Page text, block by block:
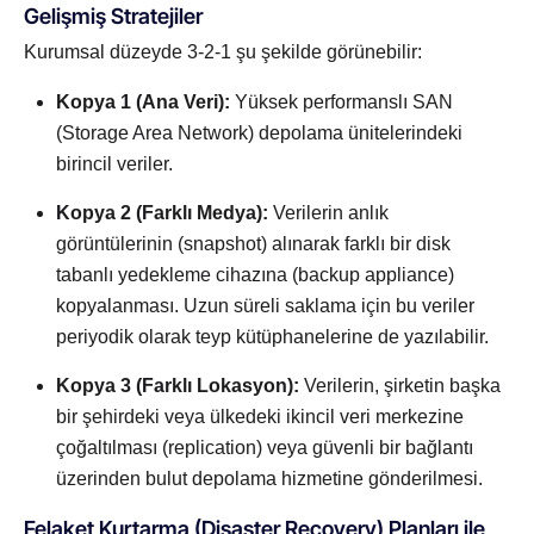
Gelişmiş Stratejiler
Kurumsal düzeyde 3-2-1 şu şekilde görünebilir:
Kopya 1 (Ana Veri): Yüksek performanslı SAN
(Storage Area Network) depolama ünitelerindeki
birincil veriler.
Kopya 2 (Farklı Medya): Verilerin anlık
görüntülerinin (snapshot) alınarak farklı bir disk
tabanlı yedekleme cihazına (backup appliance)
kopyalanması. Uzun süreli saklama için bu veriler
periyodik olarak teyp kütüphanelerine de yazılabilir.
Kopya 3 (Farklı Lokasyon): Verilerin, şirketin başka
bir şehirdeki veya ülkedeki ikincil veri merkezine
çoğaltılması (replication) veya güvenli bir bağlantı
üzerinden bulut depolama hizmetine gönderilmesi.
Felaket Kurtarma (Disaster Recovery) Planları ile